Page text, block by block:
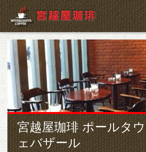
宮越屋珈琲 ポールタ
ェバザール